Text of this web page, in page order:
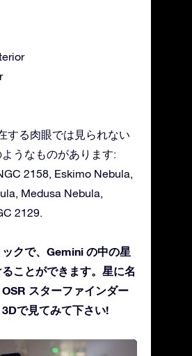
する肉眼では見られない
うなものがあります:
2158, Eskimo Nebula,
Medusa Nebula,
2129.
クで、Gemini の中の星
ことができます。星に名
スターファインダー
で見てみて下さい!